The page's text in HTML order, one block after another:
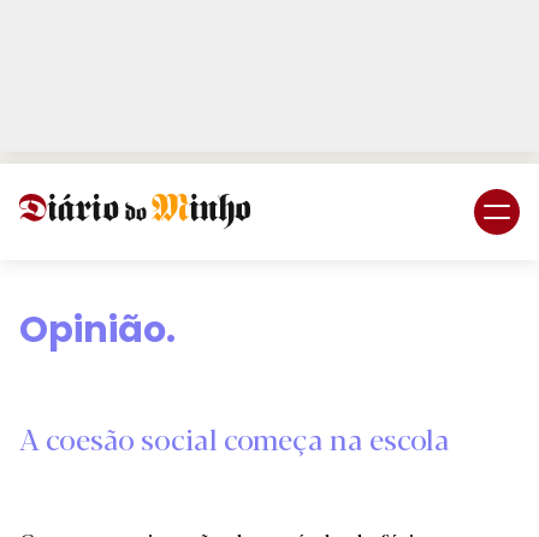
Opinião.
A coesão social começa na escola